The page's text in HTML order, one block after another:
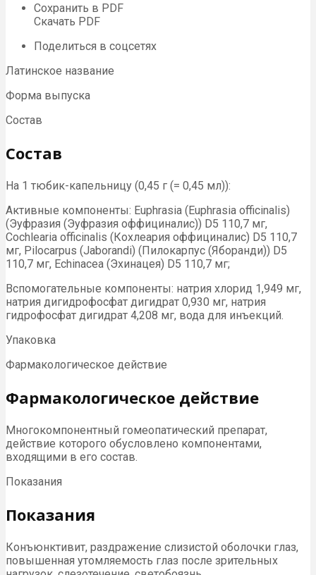
Сохранить в PDF
Скачать PDF
Поделиться в соцсетях
Латинское название
Форма выпуска
Состав
Состав
На 1 тюбик-капельницу (0,45 г (= 0,45 мл)):
Активные компоненты: Euphrasia (Euphrasia officinalis)
(Эуфразия (Эуфразия оффициналис)) D5 110,7 мг,
Cochlearia officinalis (Кохлеария оффициналис) D5 110,7
мг, Pilocarpus (Jaborandi) (Пилокарпус (Яборанди)) D5
110,7 мг, Echinacea (Эхинацея) D5 110,7 мг;
Вспомогательные компоненты: натрия хлорид 1,949 мг,
натрия дигидрофосфат дигидрат 0,930 мг, натрия
гидрофосфат дигидрат 4,208 мг, вода для инъекций.
Упаковка
Фармакологическое действие
Фармакологическое действие
Многокомпонентный гомеопатический препарат,
действие которого обусловлено компонентами,
входящими в его состав.
Показания
Показания
Конъюнктивит, раздражение слизистой оболочки глаз,
повышенная утомляемость глаз после зрительных